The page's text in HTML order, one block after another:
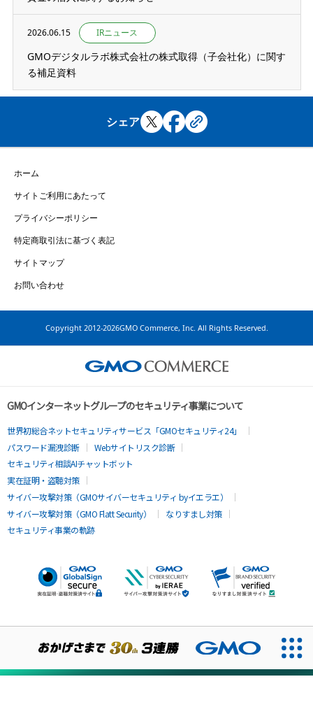
2026.06.15 IRニュース
GMOデジタルラボ株式会社の株式取得（子会社化）に関す
る補足資料
シェア
ホーム
サイトご利用にあたって
プライバシーポリシー
特定商取引法に基づく表記
サイトマップ
お問い合わせ
Copyright 2012-2026GMO Commerce, Inc. All Rights Reserved.
GMOインターネットグループのセキュリティ事業について
世界初総合ネットセキュリティサービス「GMOセキュリティ24」
パスワード漏洩診断
Webサイトリスク診断
セキュリティ相談AIチャットボット
実在証明・盗聴対策
サイバー攻撃対策（GMOサイバーセキュリティ byイエラエ）
サイバー攻撃対策（GMO Flatt Security）
なりすまし対策
セキュリティ事業の軌跡